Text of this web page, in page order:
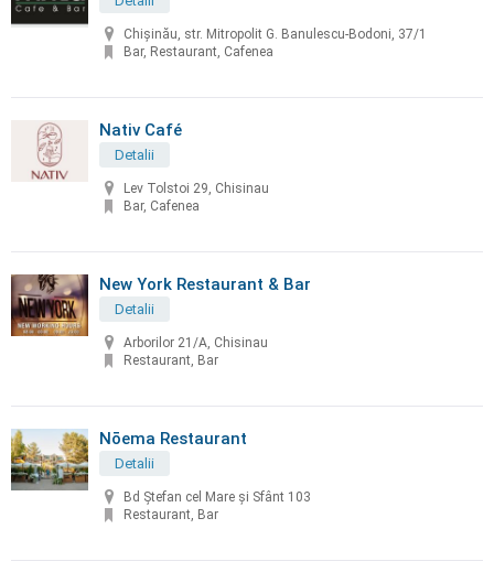
Chișinău, str. Mitropolit G. Banulescu-Bodoni, 37/1
Bar, Restaurant, Cafenea
Nativ Café
Detalii
Lev Tolstoi 29, Chisinau
Bar, Cafenea
New York Restaurant & Bar
Detalii
Arborilor 21/A, Chisinau
Restaurant, Bar
Nōema Restaurant
Detalii
Bd Ștefan cel Mare și Sfânt 103
Restaurant, Bar